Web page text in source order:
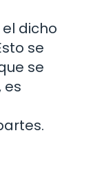
dicho
se
se
es